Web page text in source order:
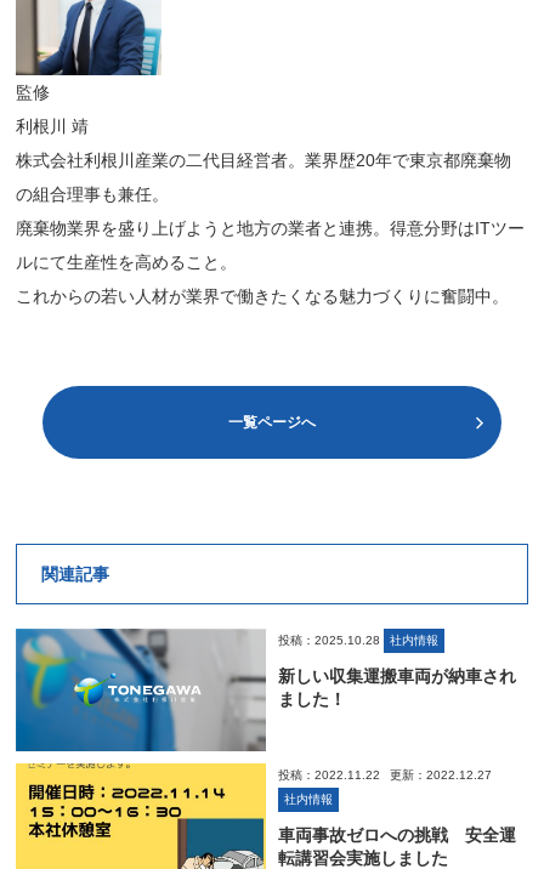
監修
利根川 靖
株式会社利根川産業の二代目経営者。業界歴20年で東京都廃棄物
の組合理事も兼任。
廃棄物業界を盛り上げようと地方の業者と連携。得意分野はITツー
ルにて生産性を高めること。
これからの若い人材が業界で働きたくなる魅力づくりに奮闘中。
一覧ページへ
関連記事
投稿：2025.10.28 社内情報
新しい収集運搬車両が納車され
ました！
投稿：2022.11.22
更新：2022.12.27
社内情報
車両事故ゼロへの挑戦 安全運
転講習会実施しました